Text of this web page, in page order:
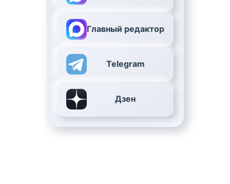
Главный редактор
Telegram
Дзен